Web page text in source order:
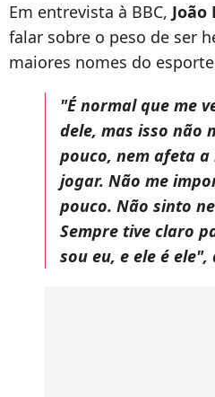
Em entrevista à BBC, João
falar sobre o peso de ser
maiores nomes do
"É normal que me
dele, mas isso não
pouco, nem afeta
jogar. Não me
pouco. Não sinto
Sempre tive claro
sou eu, e ele é